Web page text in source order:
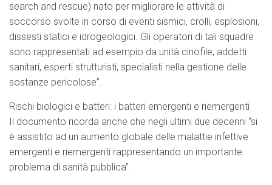
search and rescue) nato per migliorare le attività di
soccorso svolte in corso di eventi sismici, crolli, esplosioni,
dissesti statici e idrogeologici. Gli operatori di tali squadre
sono rappresentati ad esempio da unità cinofile, addetti
sanitari, esperti strutturisti, specialisti nella gestione delle
sostanze pericolose”.
Rischi biologici e batteri: i batteri emergenti e riemergenti
Il documento ricorda anche che negli ultimi due decenni “si
è assistito ad un aumento globale delle malattie infettive
emergenti e riemergenti rappresentando un importante
problema di sanità pubblica”.